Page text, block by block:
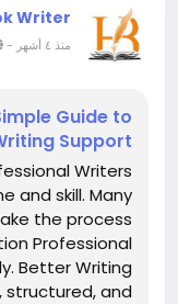
Writer
منذ ٤ أشهر -
Guide to
Support
Writers
and skill. Many
the process
Professional
Better Writing
structured, and